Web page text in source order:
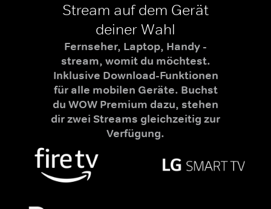
Stream auf dem Gerät
deiner Wahl
Fernseher, Laptop, Handy -
stream, womit du möchtest.
Inklusive Download-Funktionen
für alle mobilen Geräte. Buchst
du WOW Premium dazu, stehen
dir zwei Streams gleichzeitig zur
Verfügung.